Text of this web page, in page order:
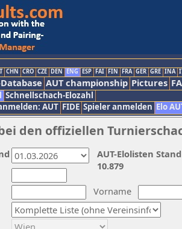
CHN CRO CZE DEN ENG ESP FAI FIN FRA GER GRE INA
AUT championship Pictures
Schnellschach-Elozahl
AUT FIDE Spieler anmelden Elo
den offiziellen
Vorname
AUT-Elolisten
10.879